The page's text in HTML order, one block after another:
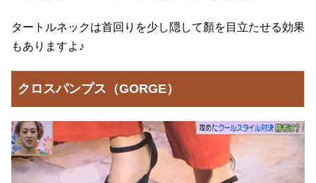
タートルネックは首回りを少し隠して顏を目立たせる効果
もありますよ♪
クロスパンプス（GORGE）